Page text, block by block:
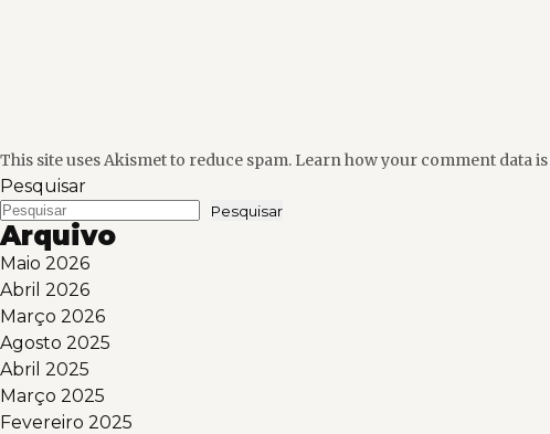
This site uses Akismet to reduce spam. Learn how your comment data
Pesquisar
Pesquisar
Arquivo
Maio 2026
Abril 2026
Março 2026
Agosto 2025
Abril 2025
Março 2025
Fevereiro 2025